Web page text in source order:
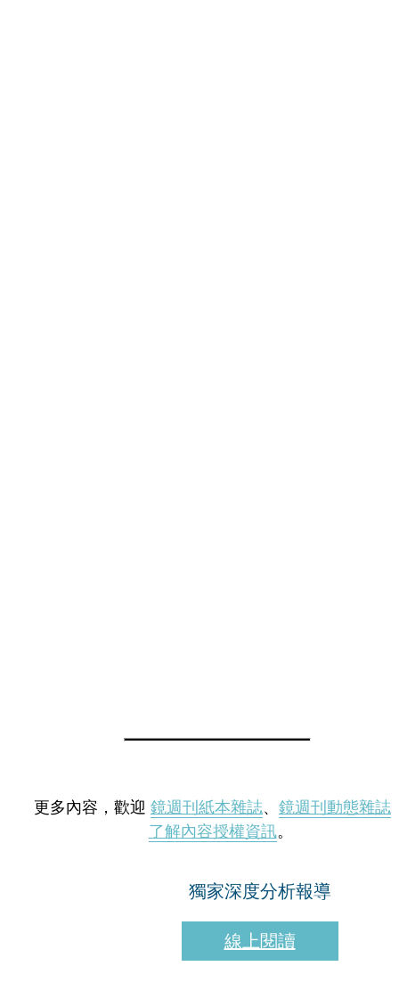
更多內容，歡迎 鏡週刊紙本雜誌、 鏡週刊動態雜誌
了解內容授權資訊。
獨家深度分析報導
線上閱讀